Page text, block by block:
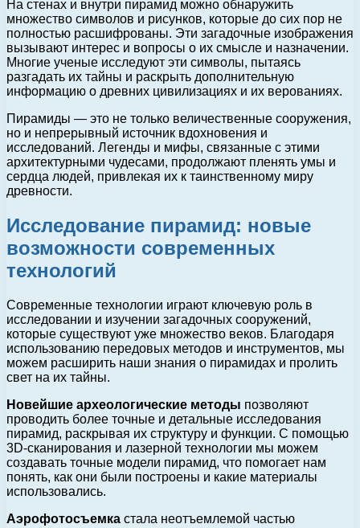
На стенах и внутри пирамид можно обнаружить
множество символов и рисунков, которые до сих пор не
полностью расшифрованы. Эти загадочные изображения
вызывают интерес и вопросы о их смысле и назначении.
Многие ученые исследуют эти символы, пытаясь
разгадать их тайны и раскрыть дополнительную
информацию о древних цивилизациях и их верованиях.
Пирамиды — это не только величественные сооружения,
но и непрерывный источник вдохновения и
исследований. Легенды и мифы, связанные с этими
архитектурными чудесами, продолжают пленять умы и
сердца людей, привлекая их к таинственному миру
древности.
Исследование пирамид: новые
возможности современных
технологий
Современные технологии играют ключевую роль в
исследовании и изучении загадочных сооружений,
которые существуют уже множество веков. Благодаря
использованию передовых методов и инструментов, мы
можем расширить наши знания о пирамидах и пролить
свет на их тайны.
Новейшие археологические методы позволяют
проводить более точные и детальные исследования
пирамид, раскрывая их структуру и функции. С помощью
3D-сканирования и лазерной технологии мы можем
создавать точные модели пирамид, что помогает нам
понять, как они были построены и какие материалы
использовались.
Аэрофотосъемка стала неотъемлемой частью